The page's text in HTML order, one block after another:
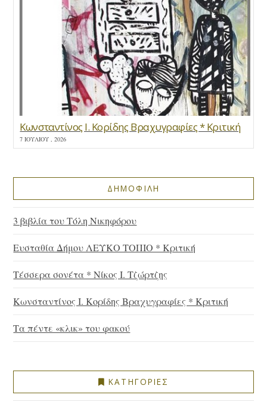
Κωνσταντίνος Ι. Κορίδης Βραχυγραφίες * Κριτική
7 ΙΟΥΛΊΟΥ , 2026
ΔΗΜΟΦΙΛΗ
3 βιβλία του Τόλη Νικηφόρου
Ευσταθία Δήμου ΛΕΥΚΟ ΤΟΠΙΟ * Κριτική
Τέσσερα σονέτα * Νίκος Ι. Τζώρτζης
Κωνσταντίνος Ι. Κορίδης Βραχυγραφίες * Κριτική
Τα πέντε «κλικ» του φακού
ΚΑΤΗΓΟΡΙΕΣ